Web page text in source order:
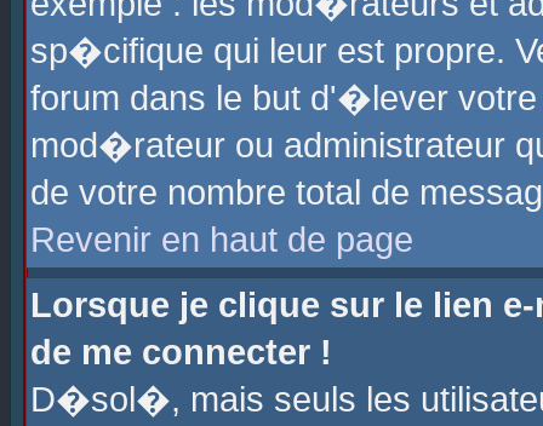
sp�cifique qui leur est propre.
forum dans le but d'�lever
mod�rateur ou administrateur
de votre nombre total de
Revenir en haut de page
Lorsque je clique sur le lien
de me connecter !
D�sol�, mais seuls les